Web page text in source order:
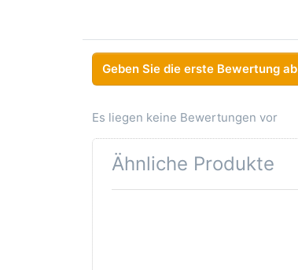
Geben Sie die erste Bewertung ab
Es liegen keine Bewertungen vor
Ähnliche Produkte